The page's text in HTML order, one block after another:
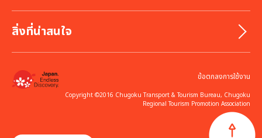
สิ่งที่น่าสนใจ
ข้อตกลงการใช้งาน
Copyright ©2016 Chugoku Transport & Tourism Bureau, Chugoku
Regional Tourism Promotion Association